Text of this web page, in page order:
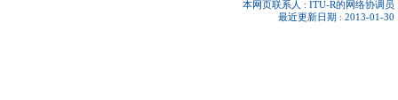
本网页联系人 : ITU-R的网络协调员
最近更新日期 : 2013-01-30